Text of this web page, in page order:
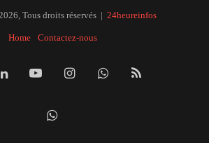
Tous droits réservés | 24heureinfos
Home Contactez-nous
LinkedinYouTubeInstagramWhatsApp
RSS